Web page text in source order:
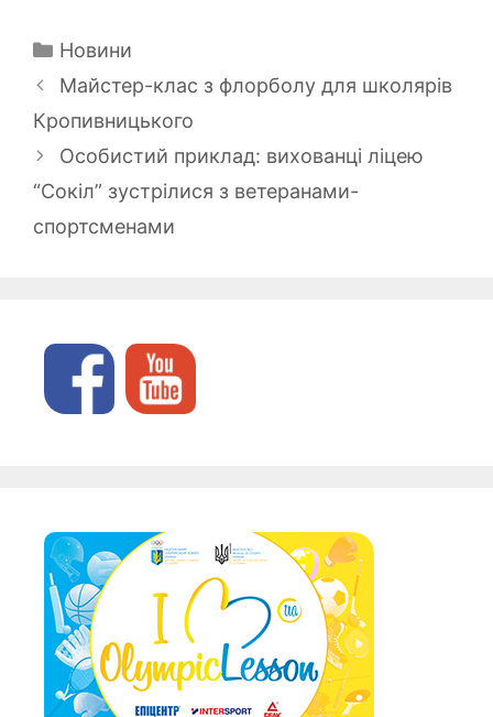
Категорії
Новини
Майстер-клас з флорболу для школярів
Кропивницького
Особистий приклад: вихованці ліцею
“Сокіл” зустрілися з ветеранами-
спортсменами